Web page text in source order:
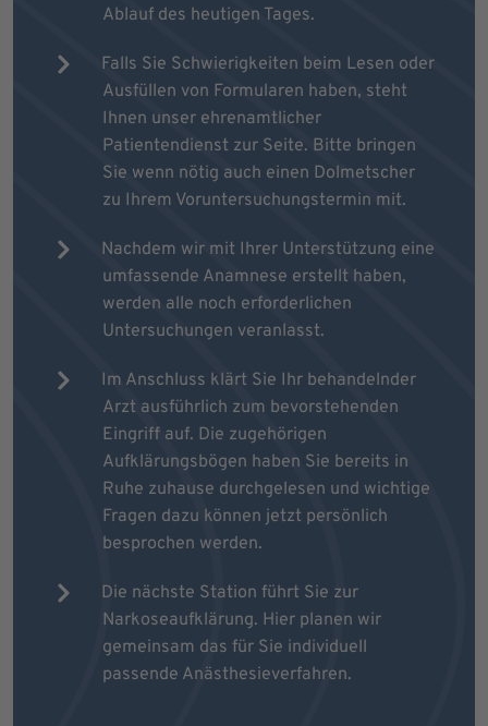
Ablauf des heutigen Tages.
Falls Sie Schwierigkeiten beim Lesen oder
Ausfüllen von Formularen haben, steht
Ihnen unser ehrenamtlicher
Patientendienst zur Seite. Bitte bringen
Sie wenn nötig auch einen Dolmetscher
zu Ihrem Voruntersuchungstermin mit.
Nachdem wir mit Ihrer Unterstützung eine
umfassende Anamnese erstellt haben,
werden alle noch erforderlichen
Untersuchungen veranlasst.
Im Anschluss klärt Sie Ihr behandelnder
Arzt ausführlich zum bevorstehenden
Eingriff auf. Die zugehörigen
Aufklärungsbögen haben Sie bereits in
Ruhe zuhause durchgelesen und wichtige
Fragen dazu können jetzt persönlich
besprochen werden.
Die nächste Station führt Sie zur
Narkoseaufklärung. Hier planen wir
gemeinsam das für Sie individuell
passende Anästhesieverfahren.